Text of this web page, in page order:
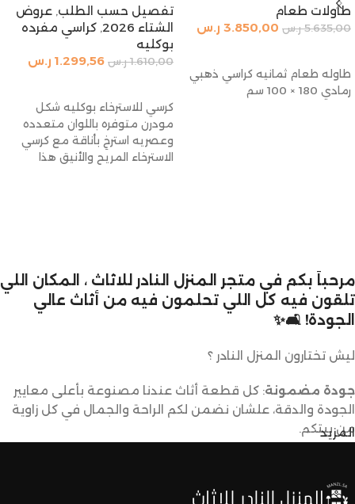
طاولات طعام
5.635,00 ر.س 3.850,00 ر.س
طاوله طعام ثمانيه كراسي ذهبي
رمادي 180 × 100 سم
تفصيل حسب الطلب, عروض
الشتاء 2026
, كراسي مفرده
بوكليه
1.610,00 ر.س 1.299,56 ر.س
كرسي للاسترخاء بوكليه شكل
مودرن متوفره باللوان متعدده
وعصريه استرخِ بأناقة مع كرسي
الاسترخاء المريح والأنيق هذا
مرحباً بكم في متجر المنزل النادر للاثاث ، المكان اللي
تلقون فيه كل اللي تحلمون فيه من أثاث عالي
الجودة! 🛋️✨
ليش تختارون المنزل النادر ؟
جودة مضمونة: كل قطعة أثاث عندنا مصنوعة بأعلى معايير
الجودة والدقة، علشان نضمن لكم الراحة والجمال في كل زاوية
من بيتكم.
الأذواق والديكورات. ما راح تحتاجون تدورون كثير علشان تلقون
المزيد